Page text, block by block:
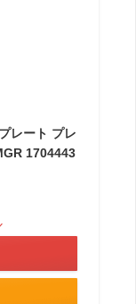
レート プレ
1704443